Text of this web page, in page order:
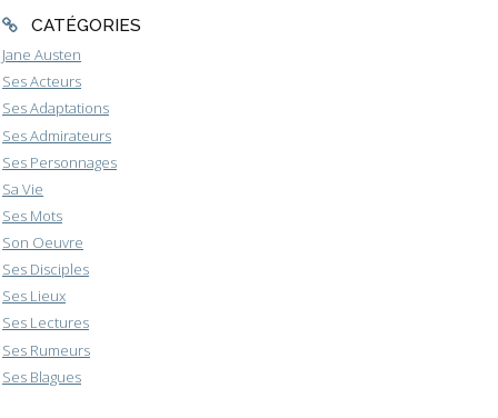
CATÉGORIES
Jane Austen
Ses Acteurs
Ses Adaptations
Ses Admirateurs
Ses Personnages
Sa Vie
Ses Mots
Son Oeuvre
Ses Disciples
Ses Lieux
Ses Lectures
Ses Rumeurs
Ses Blagues